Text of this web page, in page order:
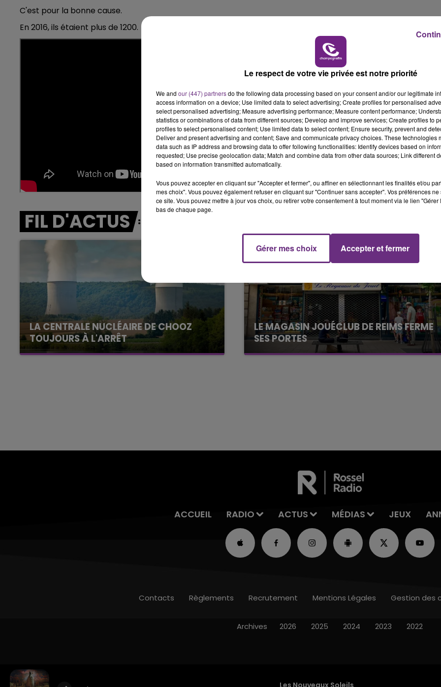
7h00 - 11h00 11h00 - 16h00
LE WEEK-END CHAMPAGNE FM
C'est pour la bonne cause.
En 2016, ils étaient plus de 1200.
FIL D'ACTUS
LA CENTRALE NUCLÉAIRE DE CHOOZ
TOUJOURS À L'ARRÊT
Cela fait déjà une semaine que la centrale
LE MAGASIN JOUÉCLUB DE REIMS FERME
SES PORTES
C'était l'une des institutions du centre-ville
ACCUEIL RADIO ACTUS MÉDIAS JEUX
Les Nouveaux Soleils
Contacts Règlements Recrutement Mentions Légales Gestion des
Archives 2026 2025 2024 2023 2022
Le respect de votre vie privée est notre priorité
We and our (447) partnersdo the following data processing based on your consent and/or our legitimate
access information on a device; Use limited data to select advertising; Create profiles for personalised
select personalised advertising; Measure advertising performance; Measure content performance;
statistics or combinations of data from different sources; Develop and improve services; Create profiles to
profiles to select personalised content; Use limited data to select content; Ensure security, prevent and
Deliver and present advertising and content; Save and communicate privacy choices. These technologies
data such as IP address and browsing data to offer following functionalities: Identify devices based on
requested; Use precise geolocation data; Match and combine data from other data sources; Link different
based on information transmitted automatically.
Vous pouvez accepter en cliquant sur "Accepter et fermer", ou affiner en sélectionnant les finalités et/ou
mes choix". Vous pouvez également refuser en cliquant sur "Continuer sans accepter". Vos préférences
ce site. Vous pouvez mettre à jour vos choix, ou retirer votre consentement à tout moment via le lien
bas de chaque page.
Gérer mes choix Accepter et fermer